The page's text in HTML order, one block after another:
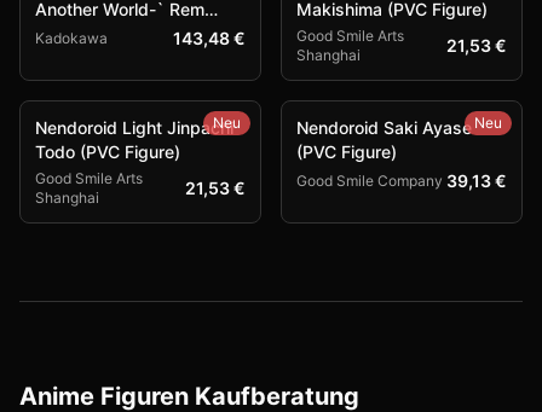
Another World-` Rem
Combat Outfit Ver. (PVC
Kadokawa 143,48 €
Makishima (PVC Figure)
Good Smile Arts
Shanghai
21,53 €
Neu
Nendoroid Light Jinpachi
Todo (PVC Figure)
Good Smile Arts
Shanghai
21,53 €
Neu
Nendoroid Saki Ayase
(PVC Figure)
Good Smile Company 39,13 €
Anime Figuren Kaufberatung